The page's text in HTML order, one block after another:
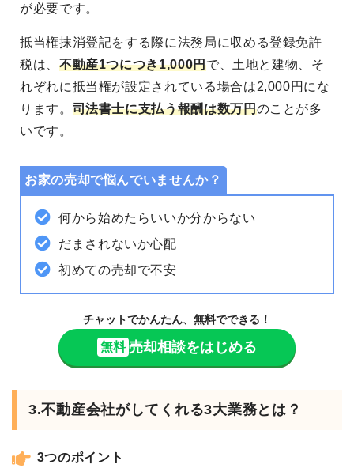
が必要です。
抵当権抹消登記をする際に法務局に収める登録免許
税は、 不動産1つにつき1,000円で、土地と建物、そ
れぞれに抵当権が設定されている場合は2,000円にな
ります。 司法書士に支払う報酬は数万円のことが多
いです。
お家の売却で悩んでいませんか？
何から始めたらいいか分からない
だまされないか心配
初めての売却で不安
チャットでかんたん、無料でできる！
無料 売却相談をはじめる
3.不動産会社がしてくれる3大業務とは？
3つのポイント